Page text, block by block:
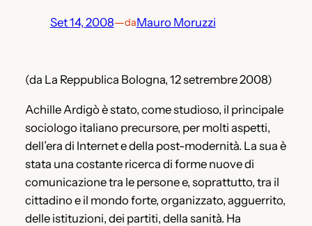
Set 14, 2008—daMauro Moruzzi
(da La Reppublica Bologna, 12 setrembre 2008)
Achille Ardigò è stato, come studioso, il principale
sociologo italiano precursore, per molti aspetti,
dell’era di Internet e della post-modernità. La sua è
stata una costante ricerca di forme nuove di
comunicazione tra le persone e, soprattutto, tra il
cittadino e il mondo forte, organizzato, agguerrito,
delle istituzioni, dei partiti, della sanità. Ha